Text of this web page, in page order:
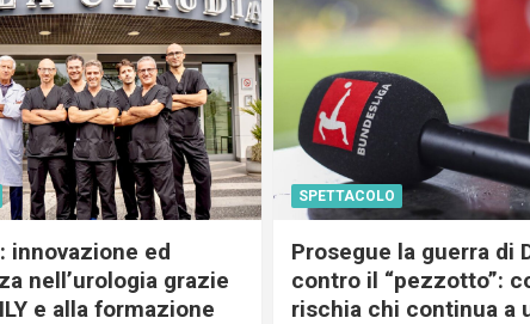
innovazione ed
nell’urologia grazie
e alla formazione
SPETTACOLO
Prosegue la guerra di
contro il “pezzotto”:
rischia chi continua a